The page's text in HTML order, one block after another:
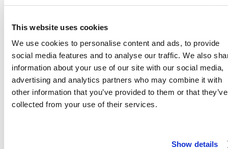
This website uses cookies
We use cookies to personalise content and ads, to provide
social media features and to analyse our traffic. We also
information about your use of our site with our social media,
advertising and analytics partners who may combine it with
other information that you’ve provided to them or that they’ve
collected from your use of their services.
Show details
analystes de Wall Street s’appuient sur des données
différenciées et autorisées pour anticiper les tendances
de consommation. Numerator et Worldpanel
enregistrent plus d’un million d'actes d’achats
quotidiens dans le monde, et nous utilisons une
méthodologie brevetée pour les traiter », a déclaré Eric
Belcher, CEO de Numerator. « En tant que
propriétaires de ces données, nous pouvons garantir
qu’elles sont complètes et sans restriction, ce qui nous
Les données de Numerator et Worldpanel sont